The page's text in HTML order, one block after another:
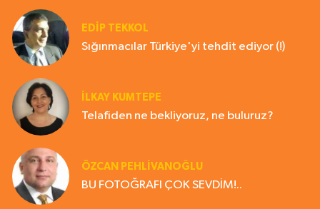
EDIP TEKKOL
Sığınmacılar Türkiye'yi tehdit ediyor (!)
İLKAY KUMTEPE
Telafiden ne bekliyoruz, ne buluruz?
ÖZCAN PEHLİVANOĞLU
BU FOTOĞRAFI ÇOK SEVDİM!..